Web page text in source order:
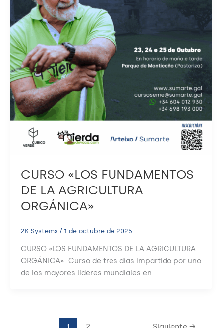
CURSO «LOS FUNDAMENTOS
DE LA AGRICULTURA
ORGÁNICA»
2K Systems / 1 de octubre de 2025
CURSO «LOS FUNDAMENTOS DE LA AGRICULTURA
ORGÁNICA» Curso de tres días impartido por uno
de los mayores líderes mundiales en